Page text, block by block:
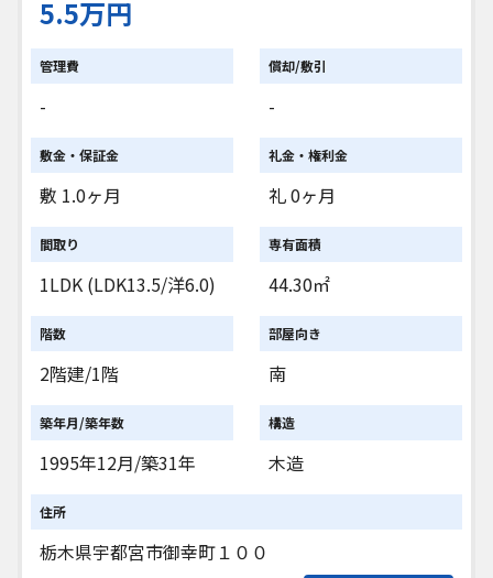
5.5万円
管理費
-
償却/敷引
-
敷金・保証金
敷 1.0ヶ月
礼金・権利金
礼 0ヶ月
間取り
1LDK (LDK13.5/洋6.0)
専有面積
44.30㎡
階数
2階建/1階
部屋向き
南
築年月/築年数
1995年12月/築31年
構造
木造
住所
栃木県宇都宮市御幸町１００